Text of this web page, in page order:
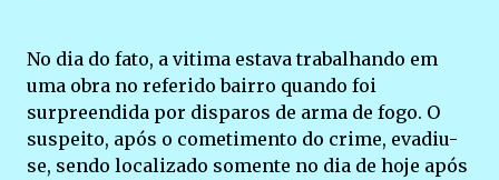
No dia do fato, a vitima estava trabalhando em
uma obra no referido bairro quando foi
surpreendida por disparos de arma de fogo. O
suspeito, após o cometimento do crime, evadiu-
se, sendo localizado somente no dia de hoje após